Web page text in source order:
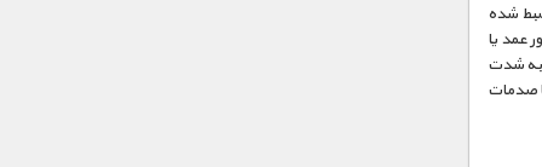
ضبط شده
عمد یا
به شدت
صدمات